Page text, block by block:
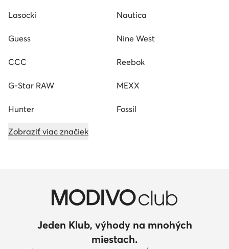
Lasocki Nautica
Guess Nine West
CCC Reebok
G-Star RAW MEXX
Hunter Fossil
Zobraziť viac značiek
Jeden Klub, výhody na mnohých
miestach.